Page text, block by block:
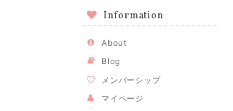
Information
About
Blog
メンバーシップ
マイページ